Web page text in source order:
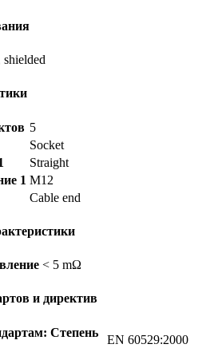
5
Socket
Straight
1 M12
Cable end
< 5 mΩ
и директив
Степень
EN 60529:2000